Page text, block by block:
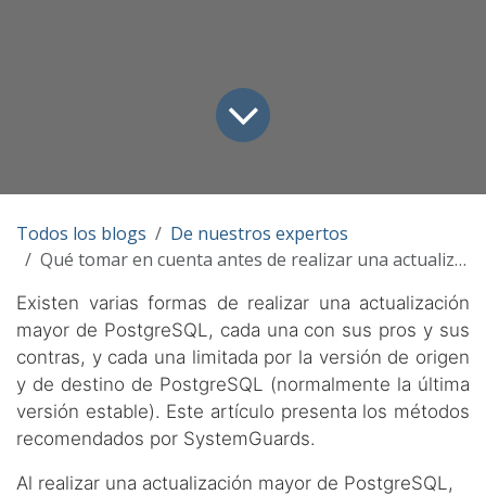
Todos los blogs
De nuestros expertos
Qué tomar en cuenta antes de realizar una actualización mayor de PostgreSQL
Existen varias formas de realizar una actualización
mayor de PostgreSQL, cada una con sus pros y sus
contras, y cada una limitada por la versión de origen
y de destino de PostgreSQL (normalmente la última
versión estable). Este artículo presenta los métodos
recomendados por SystemGuards.
Al realizar una actualización mayor de PostgreSQL,